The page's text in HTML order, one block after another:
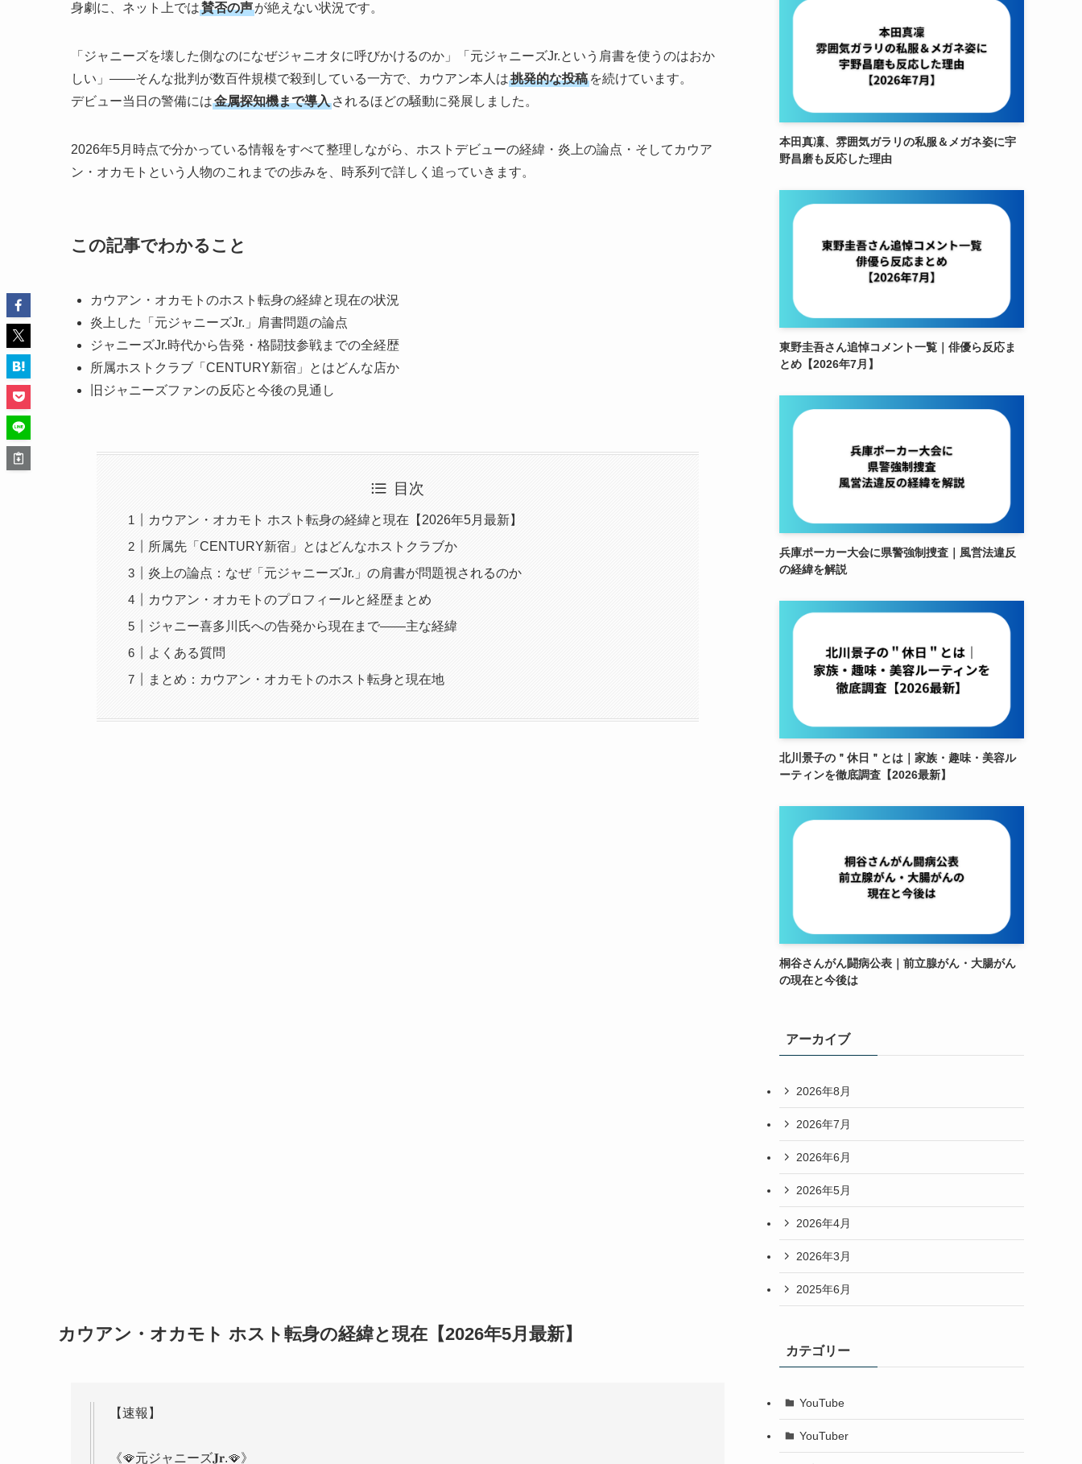
身劇に、ネット上では賛否の声が絶えない状況です。
「ジャニーズを壊した側なのになぜジャニオタに呼びかけるのか」「元ジャニーズJr.という肩書を使うのはおか
しい」——そんな批判が数百件規模で殺到している一方で、カウアン本人は挑発的な投稿 を続けています。
デビュー当日の警備には金属探知機まで導入 されるほどの騒動に発展しました。
2026年5月時点で分かっている情報をすべて整理しながら、ホストデビューの経緯・炎上の論点・そしてカウア
ン・オカモトという人物のこれまでの歩みを、時系列で詳しく追っていきます。
この記事でわかること
カウアン・オカモトのホスト転身の経緯と現在の状況
炎上した「元ジャニーズJr.」肩書問題の論点
ジャニーズJr.時代から告発・格闘技参戦までの全経歴
所属ホストクラブ「CENTURY新宿」とはどんな店か
旧ジャニーズファンの反応と今後の見通し
目次
カウアン・オカモト ホスト転身の経緯と現在【2026年5月最新】
所属先「CENTURY新宿」とはどんなホストクラブか
炎上の論点：なぜ「元ジャニーズJr.」の肩書が問題視されるのか
カウアン・オカモトのプロフィールと経歴まとめ
ジャニー喜多川氏への告発から現在まで——主な経緯
よくある質問
まとめ：カウアン・オカモトのホスト転身と現在地
カウアン・オカモト ホスト転身の経緯と現在【2026年5月最新】
【速報】
《🪭元ジャニーズ𝐉𝐫.🪭》
本田真凜、雰囲気ガラリの私服＆メガネ姿に宇
野昌磨も反応した理由
東野圭吾さん追悼コメント一覧｜俳優ら反応ま
とめ【2026年7月】
兵庫ポーカー大会に県警強制捜査｜風営法違反
の経緯を解説
北川景子の＂休日＂とは｜家族・趣味・美容ル
ーティンを徹底調査【2026最新】
桐谷さんがん闘病公表｜前立腺がん・大腸がん
の現在と今後は
アーカイブ
2026年8月
2026年7月
2026年6月
2026年5月
2026年4月
2026年3月
2025年6月
カテゴリー
YouTube
YouTuber